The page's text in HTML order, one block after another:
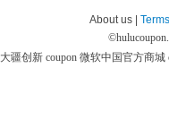
About us |
©
大疆创新 coupon 微软中国官方商城